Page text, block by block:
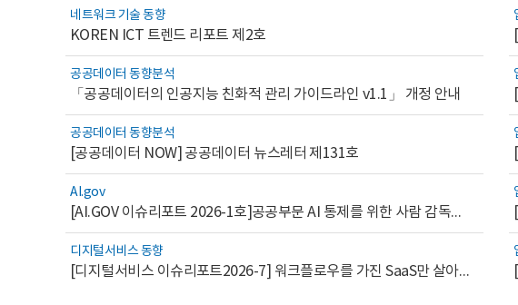
네트워크 기술 동향
KOREN ICT 트렌드 리포트 제2호
공공데이터 동향분석
「공공데이터의 인공지능 친화적 관리 가이드라인 v1.1」 개정 안내
공공데이터 동향분석
[공공데이터 NOW] 공공데이터 뉴스레터 제131호
AI.gov
[AI.GOV 이슈리포트 2026-1호]공공부문 AI 통제를 위한 사람 감독의 해외 사례 분석 및 시사점
디지털서비스 동향
[디지털서비스 이슈리포트2026-7] 워크플로우를 가진 SaaS만 살아남는다